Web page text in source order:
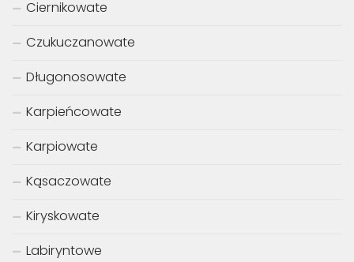
Ciernikowate
Czukuczanowate
Długonosowate
Karpieńcowate
Karpiowate
Kąsaczowate
Kiryskowate
Labiryntowe